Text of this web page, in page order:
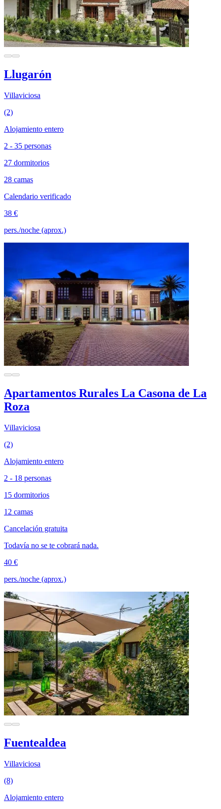
Llugarón
Villaviciosa
(2)
Alojamiento entero
2 - 35 personas
27 dormitorios
28 camas
Calendario verificado
38 €
pers./noche (aprox.)
Apartamentos Rurales La Casona de La
Roza
Villaviciosa
(2)
Alojamiento entero
2 - 18 personas
15 dormitorios
12 camas
Cancelación gratuita
Todavía no se te cobrará nada.
40 €
pers./noche (aprox.)
Fuentealdea
Villaviciosa
(8)
Alojamiento entero